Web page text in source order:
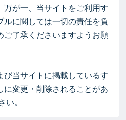
万が一、当サイトをご利用す
ルに関しては一切の責任を負
ご了承くださいますようお願
び当サイトに掲載しているす
変更・削除されることがあ
。